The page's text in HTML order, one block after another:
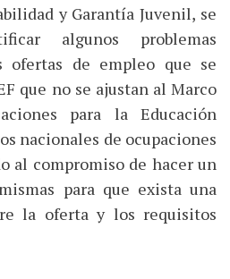
y Garantía Juvenil, se
algunos problemas
ofertas de empleo que se
que no se ajustan al Marco
para la Educación
nacionales de ocupaciones
al compromiso de hacer un
para que exista una
la oferta y los requisitos